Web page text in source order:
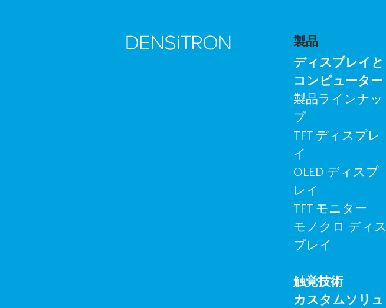
製品
ディスプレイと
コンピューター
製品ラインナッ
プ
TFT ディスプレ
イ
OLED ディスプ
レイ
TFT モニター
モノクロ ディス
プレイ
触覚技術
カスタムソリュ